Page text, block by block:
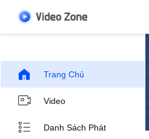
Trang Chủ
Video
Danh Sách Phát